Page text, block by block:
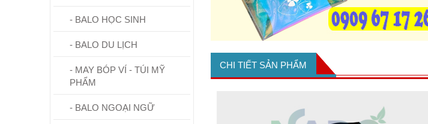
- BALO HỌC SINH
- BALO DU LỊCH
- MAY BÓP VÍ - TÚI MỸ
PHẨM
- BALO NGOẠI NGỮ
CHI TIẾT SẢN PHẨM